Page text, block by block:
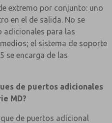
extremo por conjunto: uno
en el de salida. No se
adicionales para las
el sistema de soporte
se encarga de las
de puertos adicionales
MD?
de puertos adicional